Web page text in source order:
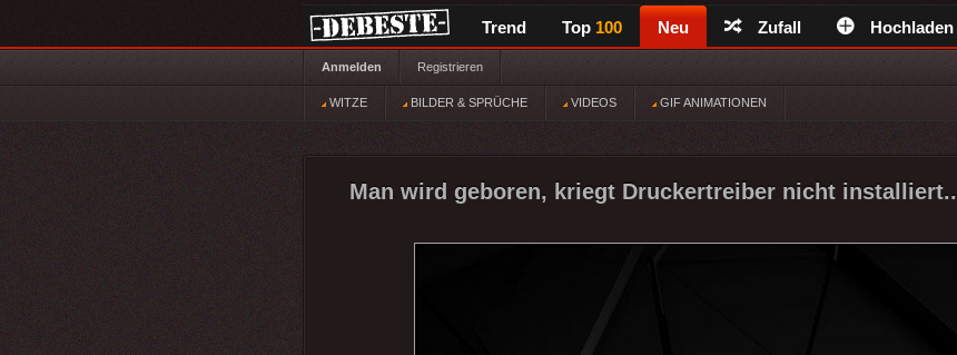
Trend Top 100 Neu Zufall Hochladen
Anmelden Registrieren
WITZE BILDER & SPRÜCHE VIDEOS GIF ANIMATIONEN
Man wird geboren, kriegt Druckertreiber nicht installiert..